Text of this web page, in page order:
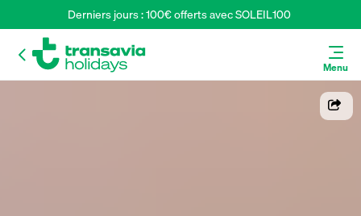
Derniers jours : 100€ offerts avec SOLEIL100
Menu